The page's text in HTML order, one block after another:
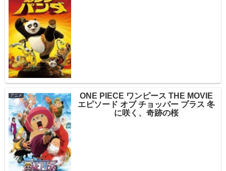
アニメ
ONE PIECE ワンピース THE MOVIE
エピソード オブ チョッパー プラス 冬
に咲く、奇跡の桜